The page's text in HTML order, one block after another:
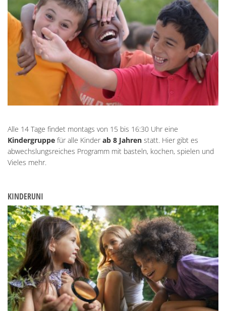
Alle 14 Tage findet montags von 15 bis 16:30 Uhr eine
Kindergruppe für alle Kinderab 8 Jahren statt. Hier gibt es
abwechslungsreiches Programm mit basteln, kochen, spielen und
Vieles mehr.
KINDERUNI